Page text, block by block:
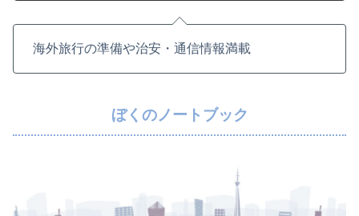
海外旅行の準備や治安・通信情報満載
ぼくのノートブック